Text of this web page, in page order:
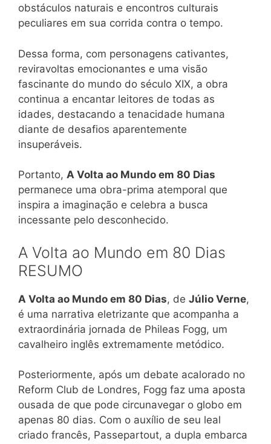
obstáculos naturais e encontros culturais
peculiares em sua corrida contra o tempo.
Dessa forma, com personagens cativantes,
reviravoltas emocionantes e uma visão
fascinante do mundo do século XIX, a obra
continua a encantar leitores de todas as
idades, destacando a tenacidade humana
diante de desafios aparentemente
insuperáveis.
Portanto, A Volta ao Mundo em 80 Dias
permanece uma obra-prima atemporal que
inspira a imaginação e celebra a busca
incessante pelo desconhecido.
A Volta ao Mundo em 80 Dias
RESUMO
A Volta ao Mundo em 80 Dias, de Júlio Verne,
é uma narrativa eletrizante que acompanha a
extraordinária jornada de Phileas Fogg, um
cavalheiro inglês extremamente metódico.
Posteriormente, após um debate acalorado no
Reform Club de Londres, Fogg faz uma aposta
ousada de que pode circunavegar o globo em
apenas 80 dias. Com o auxílio de seu leal
criado francês, Passepartout, a dupla embarca